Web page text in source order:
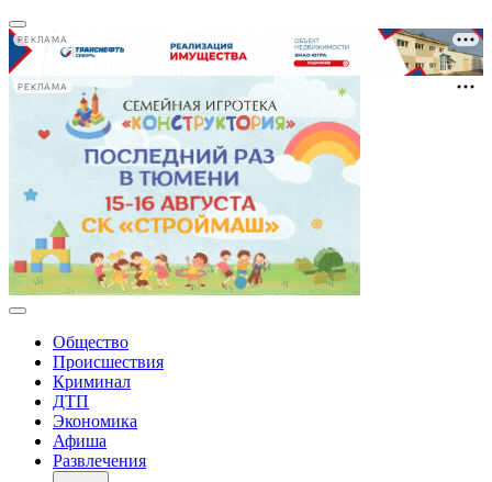
РЕКЛАМА
РЕКЛАМА
Общество
Происшествия
Криминал
ДТП
Экономика
Афиша
Развлечения